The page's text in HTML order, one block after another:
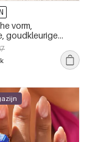
vorm,
goudkleurige
van roestvrij